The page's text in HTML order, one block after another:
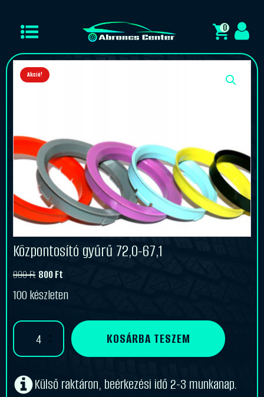
0
Akció!
Központosító gyűrű 72,0-67,1
990Ft
price
was:
990 Ft.
800Ft
price
is:
800 Ft.
100 készleten
Központosító
72,0-
mennyiség
KOSÁRBA TESZEM
Külső raktáron, beérkezési idő 2-3 munkanap.